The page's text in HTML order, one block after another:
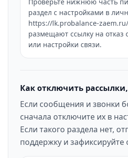
раздел с настройками в
https://lk.probalance-
размещают ссылку на отказ
или настройки связи.
Как отключить
Если сообщения и звонки
сначала отключите их в
Если такого раздела нет,
поддержку и